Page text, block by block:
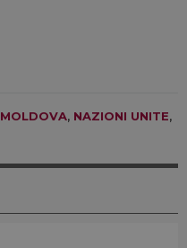
MOLDOVA, NAZIONI UNITE,